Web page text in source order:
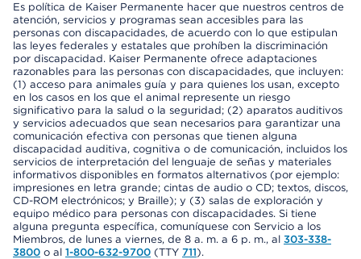
Es política de Kaiser Permanente hacer que nuestros centros de
atención, servicios y programas sean accesibles para las
personas con discapacidades, de acuerdo con lo que estipulan
las leyes federales y estatales que prohíben la discriminación
por discapacidad. Kaiser Permanente ofrece adaptaciones
razonables para las personas con discapacidades, que incluyen:
(1) acceso para animales guía y para quienes los usan, excepto
en los casos en los que el animal represente un riesgo
significativo para la salud o la seguridad; (2) aparatos auditivos
y servicios adecuados que sean necesarios para garantizar una
comunicación efectiva con personas que tienen alguna
discapacidad auditiva, cognitiva o de comunicación, incluidos los
servicios de interpretación del lenguaje de señas y materiales
informativos disponibles en formatos alternativos (por ejemplo:
impresiones en letra grande; cintas de audio o CD; textos, discos,
CD-ROM electrónicos; y Braille); y (3) salas de exploración y
equipo médico para personas con discapacidades. Si tiene
alguna pregunta específica, comuníquese con Servicio a los
Miembros, de lunes a viernes, de 8 a. m. a 6 p. m., al 303-338-
3800 o al 1-800-632-9700 (TTY 711).